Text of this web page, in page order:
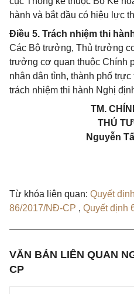
hành và bắt đầu có hiệu lực
Điều 5. Trách nhiệm thi
Các Bộ trưởng, Thủ trưởng
trưởng cơ quan thuộc Chính
nhân dân tỉnh, thành phố
trách nhiệm thi hành Nghị
TM.
THỦ
Nguyễn
Từ khóa liên quan: Quyết
86/2017/NĐ-CP , Quyết định
VĂN BẢN LIÊN QUAN
CP